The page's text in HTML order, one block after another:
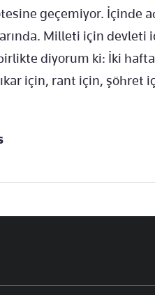
geçemiyor. İçinde
Milleti için
diyorum ki: İki
için, rant için, şöhret